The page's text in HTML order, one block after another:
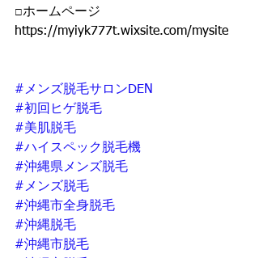
□ホームページ
https://myiyk777t.wixsite.com/mysite
#メンズ脱毛サロンDEN
#初回ヒゲ脱毛
#美肌脱毛
#ハイスペック脱毛機
#沖縄県メンズ脱毛
#メンズ脱毛
#沖縄市全身脱毛
#沖縄脱毛
#沖縄市脱毛